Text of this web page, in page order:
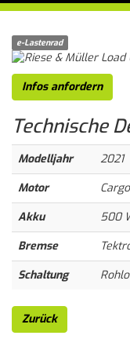
e-Lastenrad
Infos anfordern
Technische
Modelljahr
2021
Motor
Akku
500
Bremse
Schaltung
Zurück